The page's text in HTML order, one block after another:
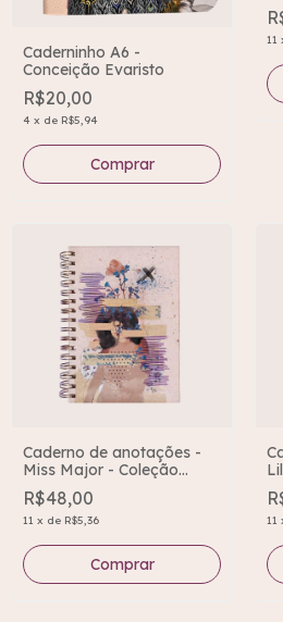
Caderninho A6 -
Conceição Evaristo
R$20,00
4 x de R$5,94
11
Caderno de anotações -
Miss Major - Coleção
Transcender
R$48,00
11 x de R$5,36 11